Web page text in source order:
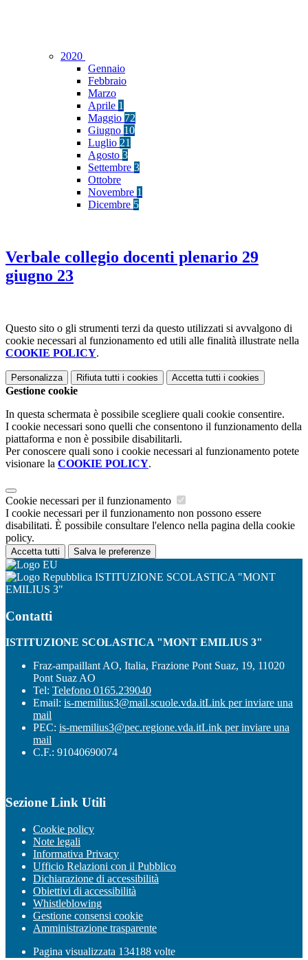
2020
Gennaio
Febbraio
Marzo
Aprile 1
Maggio 72
Giugno 10
Luglio 21
Agosto 3
Settembre 3
Ottobre
Novembre 1
Dicembre 5
Verbale collegio docenti plenario 29
giugno 23
Questo sito o gli strumenti terzi da questo utilizzati si avvalgono di
cookie necessari al funzionamento ed utili alle finalità illustrate nella
COOKIE POLICY.
Personalizza Rifiuta tutti i cookies Accetta tutti i cookies
Gestione cookie
In questa schermata è possibile scegliere quali cookie consentire.
I cookie necessari sono quelli che consentono il funzionamento della
piattaforma e non è possibile disabilitarli.
Per conoscere quali sono i cookie necessari al funzionamento potete
visionare la COOKIE POLICY.
Cookie necessari per il funzionamento
I cookie necessari per il funzionamento non possono essere
disabilitati. È possibile consultare l'elenco nella pagina della cookie
policy.
Accetta tutti Salva le preferenze
ISTITUZIONE SCOLASTICA "MONT
EMILIUS 3"
Contatti
ISTITUZIONE SCOLASTICA "MONT EMILIUS 3"
Fraz-ampaillant AO, Italia, Frazione Pont Suaz, 19, 11020
Pont Suaz AO
Tel: Telefono 0165.239040
Email: is-memilius3@mail.scuole.vda.itLink per inviare una
mail
PEC: is-memilius3@pec.regione.vda.itLink per inviare una
mail
C.F.: 91040690074
Sezione Link Utili
Cookie policy
Note legali
Informativa Privacy
Ufficio Relazioni con il Pubblico
Dichiarazione di accessibilità
Obiettivi di accessibilità
Whistleblowing
Gestione consensi cookie
Amministrazione trasparente
Pagina visualizzata 134188 volte